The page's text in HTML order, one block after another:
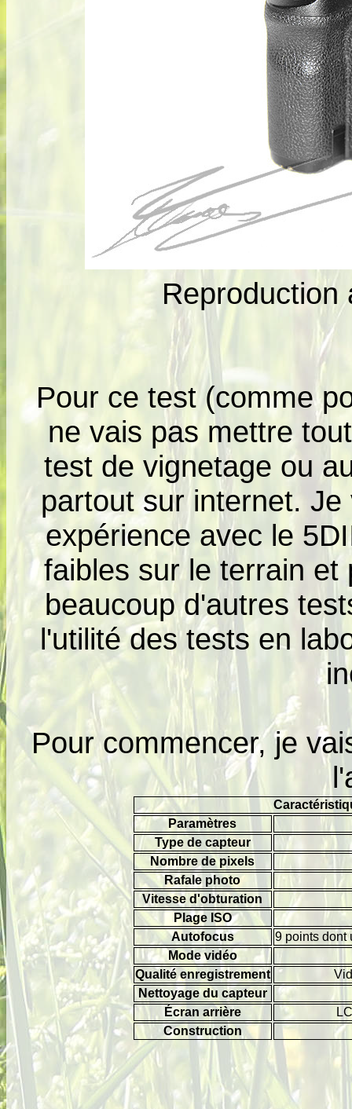
Reproduction
Pour ce test (comme
ne vais pas mettre
test de vignetage ou
partout sur internet.
expérience avec le
faibles sur le terrain et
beaucoup d'autres
l'utilité des tests en
Pour commencer, je
Paramètres
Type de capteur
Nombre de pixels
Rafale photo
Vitesse d'obturation
Plage ISO
Autofocus
9 points dont
Mode vidéo
Qualité enregistrement
Nettoyage du capteur
Écran arrière
Construction